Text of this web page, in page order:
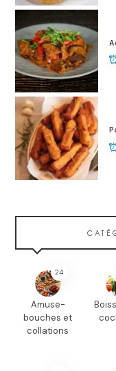
24
Amuse-
bouches et
collations